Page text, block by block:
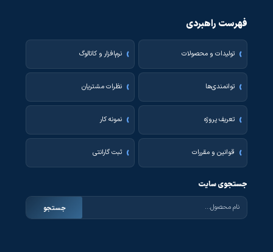
فهرست راهبردی
تولیدات و محصولات نرم‌افزار و کاتالوگ
توانمندی‌ها نظرات مشتریان
تعریف پروژه نمونه کار
قوانین و مقررات ثبت گارانتی
جستجوی سایت
جستجو